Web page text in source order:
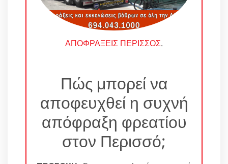
ΑΠΟΦΡΑΞΕΙΣ ΠΕΡΙΣΣΟΣ.
Πώς μπορεί να
αποφευχθεί η συχνή
απόφραξη φρεατίου
στον Περισσό;